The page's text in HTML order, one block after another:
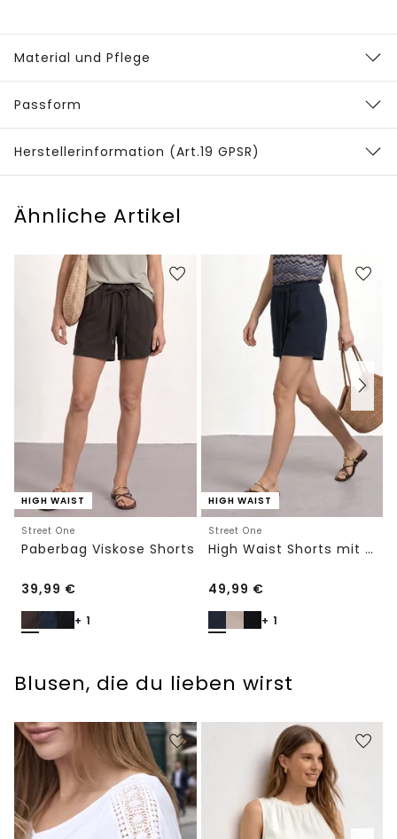
Material und Pflege
Passform
Herstellerinformation (Art.19 GPSR)
Ähnliche Artikel
HIGH WAIST
Street One
Paberbag Viskose Shorts
39,99 €
+ 1
HIGH WAIST
Street One
High Waist Shorts mit Gürtel
49,99 €
+ 1
Blusen, die du lieben wirst